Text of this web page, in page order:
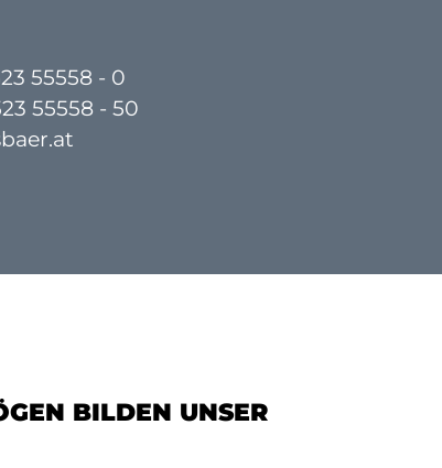
55558 - 0
55558 - 50
BILDEN UNSER